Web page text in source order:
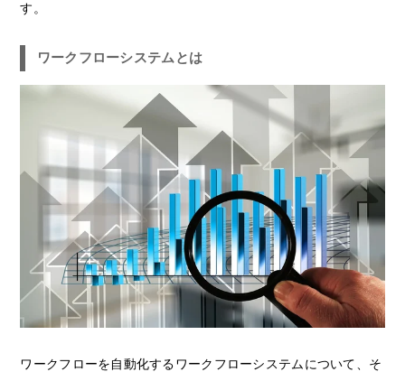
す。
ワークフローシステムとは
ワークフローを自動化するワークフローシステムについて、そ